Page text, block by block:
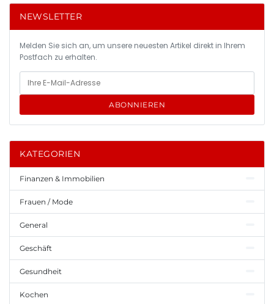
NEWSLETTER
Melden Sie sich an, um unsere neuesten Artikel direkt in Ihrem
Postfach zu erhalten.
ABONNIEREN
KATEGORIEN
Finanzen & Immobilien
Frauen / Mode
General
Geschäft
Gesundheit
Kochen